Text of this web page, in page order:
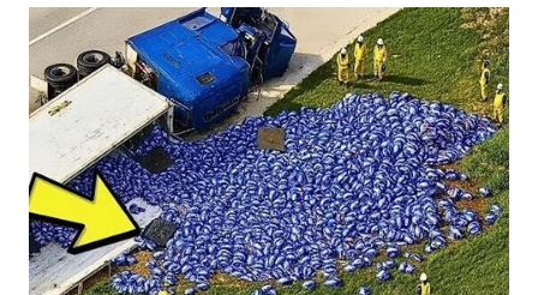
WN
NATUNA
WN
BINTAN
WN
MANDALIKA
WN